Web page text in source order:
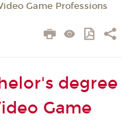
Game Professions
degree
Game